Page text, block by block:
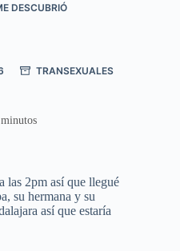
DESCUBRIÓ
TRANSEXUALES
las 2pm así que llegué
su hermana y su
así que estaría